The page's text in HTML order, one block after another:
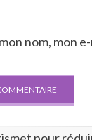
nom, mon